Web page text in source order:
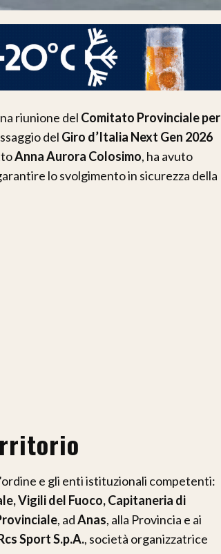
riunione del Comitato Provinciale per
del Giro d’Italia Next Gen 2026
Anna Aurora Colosimo, ha avuto
lo svolgimento in sicurezza della
e gli enti istituzionali competenti:
Vigili del Fuoco, Capitaneria di
, adAnas, alla Provincia e ai
Sport S.p.A., società organizzatrice